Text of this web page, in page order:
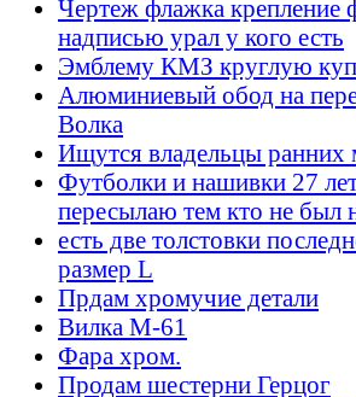
Чертеж флажка крепление
надписью урал у кого есть
Эмблему КМЗ круглую
Алюминиевый обод на
Волка
Ищутся владельцы ранних
Футболки и нашивки 27
пересылаю тем кто не был
есть две толстовки
размер L
Прдам хромучие детали
Вилка М-61
Фара хром.
Продам шестерни Герцог